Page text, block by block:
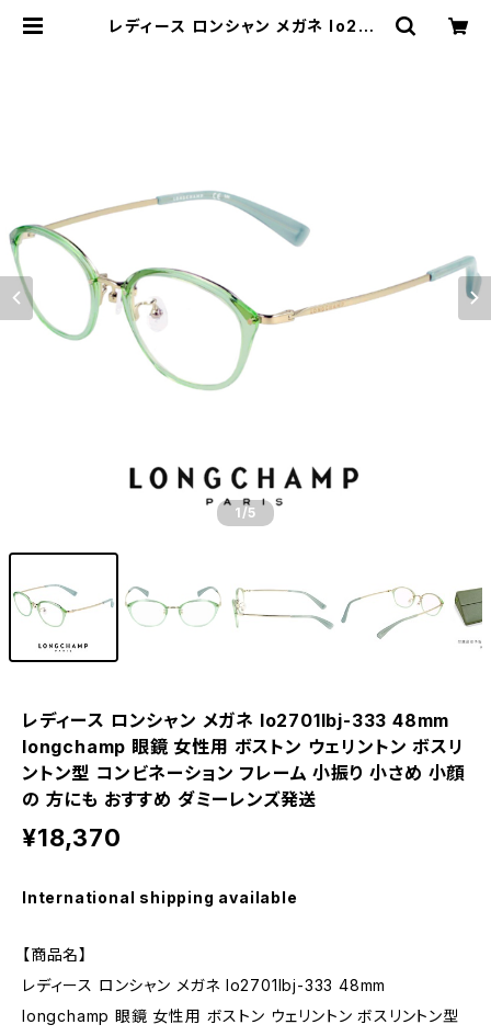
レディース ロンシャン メガネ lo270
1/5
レディース ロンシャン メガネ lo2701lbj-333 48mm
longchamp 眼鏡 女性用 ボストン ウェリントン ボスリ
ントン型 コンビネーション フレーム 小振り 小さめ 小顔
の 方にも おすすめ ダミーレンズ発送
¥18,370
International shipping available
【商品名】
レディース ロンシャン メガネ lo2701lbj-333 48mm
longchamp 眼鏡 女性用 ボストン ウェリントン ボスリントン型